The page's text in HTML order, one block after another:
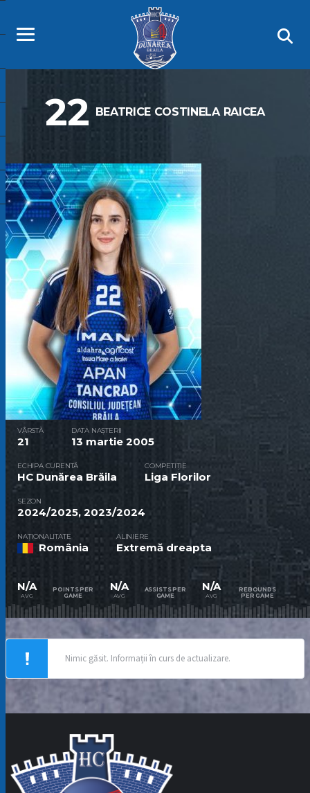
22 BEATRICE COSTINELA RAICEA
VÂRSTĂ
21
DATA NAȘTERII
13 martie 2005
ECHIPA CURENTĂ
HC Dunărea Brăila
COMPETIȚIE
Liga Florilor
SEZON
2024/2025, 2023/2024
NAȚIONALITATE
România
ALINIERE
Extremă dreapta
N/A
AVG
POINTS PER
GAME
N/A
AVG
ASSISTS PER
GAME
N/A
AVG
REBOUNDS
PER GAME
Nimic găsit. Informații în curs de actualizare.